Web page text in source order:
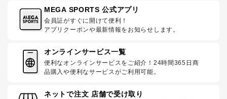
MEGA SPORTS 公式アプリ
会員証がすぐに開けて便利！
アプリクーポンや最新情報をお知らせします。
オンラインサービス一覧
便利なオンラインサービスをご紹介！24時間365日商
品購入や便利なサービスがご利用可能。
ネットで注文 店舗で受け取り